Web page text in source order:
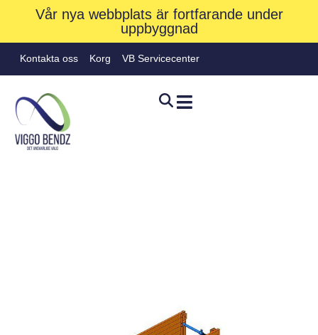
Vår nya webbplats är fortfarande under
uppbyggnad
Kontakta oss Korg VB Servicecenter